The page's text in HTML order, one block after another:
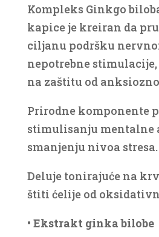
Kompleks Ginkgo
kapice je kreiran da
ciljanu podršku
nepotrebne
na zaštitu od
Prirodne komponente
stimulisanju
smanjenju nivoa stresa.
Deluje tonirajuće na
štiti ćelije od
• Ekstrakt ginka bilobe